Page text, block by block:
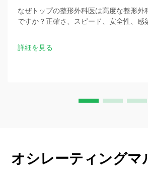
なぜトップの整形外科医は高度な整形外
ですか？正確さ、スピード、安全性、感
ロードしてください。
詳細を見る
オシレーティングマ